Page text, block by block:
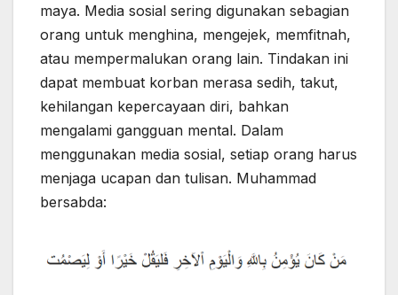
maya. Media sosial sering digunakan sebagian
orang untuk menghina, mengejek, memfitnah,
atau mempermalukan orang lain. Tindakan ini
dapat membuat korban merasa sedih, takut,
kehilangan kepercayaan diri, bahkan
mengalami gangguan mental. Dalam
menggunakan media sosial, setiap orang harus
menjaga ucapan dan tulisan. Muhammad
bersabda: